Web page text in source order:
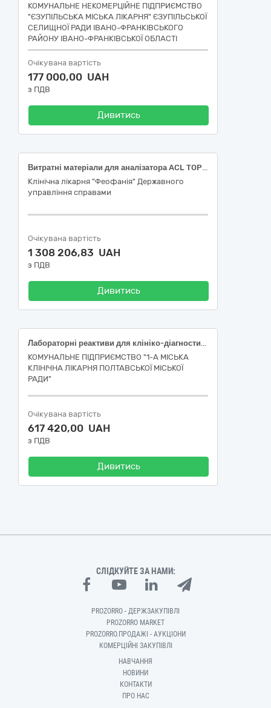
КОМУНАЛЬНЕ НЕКОМЕРЦІЙНЕ ПІДПРИЄМСТВО
"ЄЗУПІЛЬСЬКА МІСЬКА ЛІКАРНЯ" ЄЗУПІЛЬСЬКОЇ
СЕЛИЩНОЇ РАДИ ІВАНО-ФРАНКІВСЬКОГО
РАЙОНУ ІВАНО-ФРАНКІВСЬКОЇ ОБЛАСТІ
Очікувана вартість
177 000,00 UAH
з ПДВ
Дивитись
Витратні матеріали для аналізатора ACL TOP 300 CTS Instrumentation Laboratory
Клінічна лікарня "Феофанія" Державного
управління справами
Очікувана вартість
1 308 206,83 UAH
з ПДВ
Дивитись
Лабораторні реактиви для клініко-діагностичного відділу лабораторії
КОМУНАЛЬНЕ ПІДПРИЄМСТВО "1-А МІСЬКА
КЛІНІЧНА ЛІКАРНЯ ПОЛТАВСЬКОЇ МІСЬКОЇ
РАДИ"
Очікувана вартість
617 420,00 UAH
з ПДВ
Дивитись
СЛІДКУЙТЕ ЗА НАМИ:
PROZORRO - ДЕРЖЗАКУПІВЛІ
PROZORRO MARKET
PROZORRO.ПРОДАЖІ - АУКЦІОНИ
КОМЕРЦІЙНІ ЗАКУПІВЛІ
НАВЧАННЯ
НОВИНИ
КОНТАКТИ
ПРО НАС